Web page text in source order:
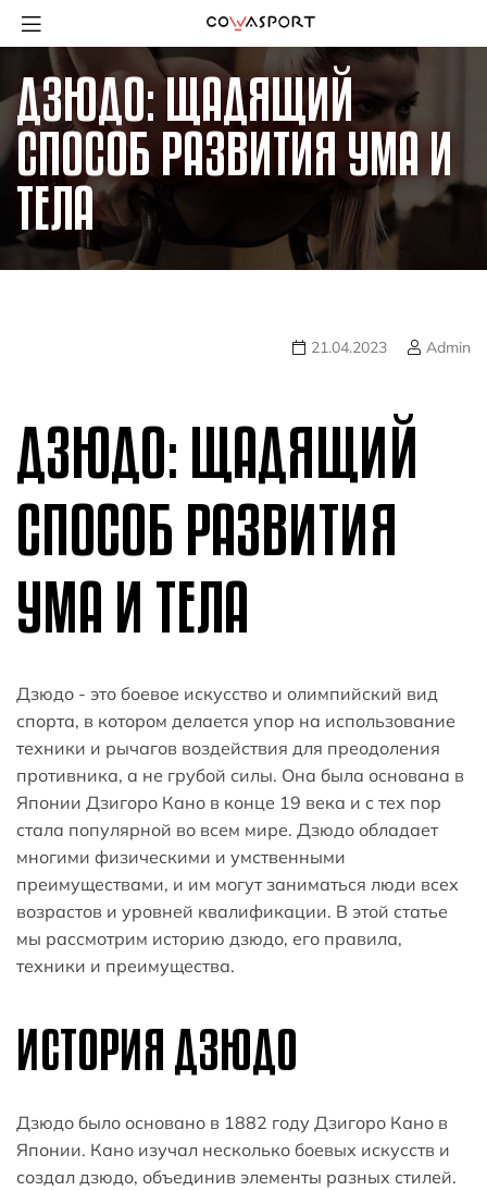
ДЗЮДО: ЩАДЯЩИЙ
СПОСОБ РАЗВИТИЯ УМА И
ТЕЛА
21.04.2023 Admin
ДЗЮДО: ЩАДЯЩИЙ
СПОСОБ РАЗВИТИЯ
УМА И ТЕЛА
Дзюдо - это боевое искусство и олимпийский вид
спорта, в котором делается упор на использование
техники и рычагов воздействия для преодоления
противника, а не грубой силы. Она была основана в
Японии Дзигоро Кано в конце 19 века и с тех пор
стала популярной во всем мире. Дзюдо обладает
многими физическими и умственными
преимуществами, и им могут заниматься люди всех
возрастов и уровней квалификации. В этой статье
мы рассмотрим историю дзюдо, его правила,
техники и преимущества.
ИСТОРИЯ ДЗЮДО
Дзюдо было основано в 1882 году Дзигоро Кано в
Японии. Кано изучал несколько боевых искусств и
создал дзюдо, объединив элементы разных стилей.